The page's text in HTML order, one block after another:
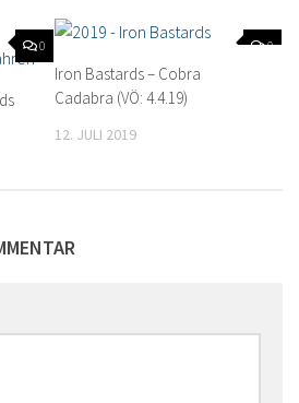
0 0
Iron Bastards – Cobra
Cadabra (VÖ: 4.4.19)
12. JULI 2019